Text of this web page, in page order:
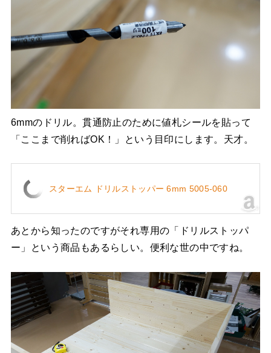
6mmのドリル。貫通防止のために値札シールを貼って
「ここまで削ればOK！」という目印にします。天才。
スターエム ドリルストッパー 6mm 5005-060
あとから知ったのですがそれ専用の「ドリルストッパ
ー」という商品もあるらしい。便利な世の中ですね。